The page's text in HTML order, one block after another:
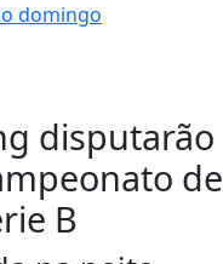
domingo
disputarão
de
B